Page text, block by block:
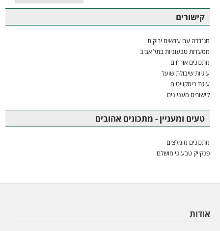
קישורים
מג'דרה עם עדשים ירוקות
מסעדות טבעוניות בתל אביב
מתכונים אורחים
עוגיות שיבולת שועל
עוגת ביסקוויטים
קישורים מעניינים
טעים ומעניין - מתכונים אהובים
מתכונים מומלצים
פנקייק טבעוני מושלם
אודות